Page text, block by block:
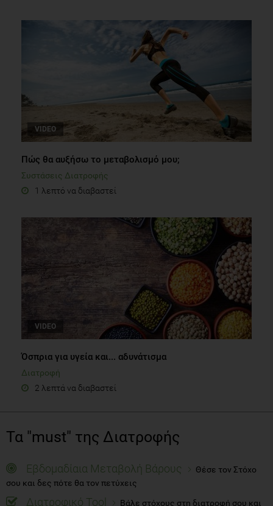
VIDEO
Πώς θα αυξήσω το μεταβολισμό μου;
Συστάσεις Διατροφής
1 λεπτό να διαβαστεί
VIDEO
Όσπρια για υγεία και... αδυνάτισμα
Διατροφή
2 λεπτά να διαβαστεί
Τα "must" της Διατροφής
Εβδομαδίαια Μεταβολή Βάρους
Θέσε τον Στόχο
σου και δες πότε θα τον πετύχεις
Διατροφικό Tool Βάλε στόχους στη διατροφή σου και